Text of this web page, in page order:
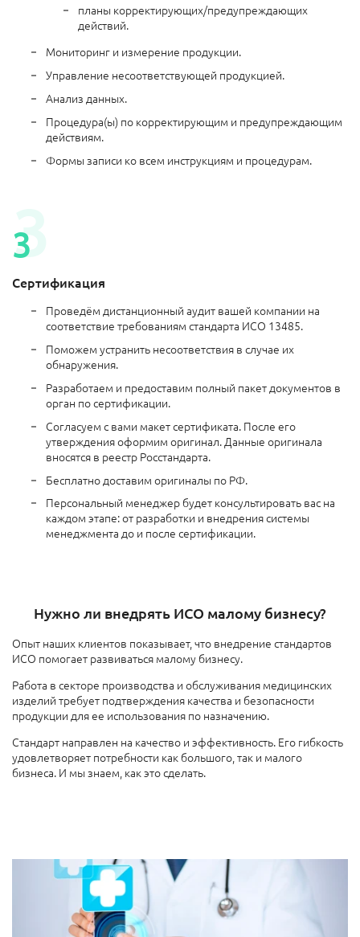
планы корректирующих/предупреждающих
действий.
Мониторинг и измерение продукции.
Управление несоответствующей продукцией.
Анализ данных.
Процедура(ы) по корректирующим и предупреждающим
действиям.
Формы записи ко всем инструкциям и процедурам.
Сертификация
Проведём дистанционный аудит вашей компании на
соответствие требованиям стандарта ИСО 13485.
Поможем устранить несоответствия в случае их
обнаружения.
Разработаем и предоставим полный пакет документов в
орган по сертификации.
Согласуем с вами макет сертификата. После его
утверждения оформим оригинал. Данные оригинала
вносятся в реестр Росстандарта.
Бесплатно доставим оригиналы по РФ.
Персональный менеджер будет консультировать вас на
каждом этапе: от разработки и внедрения системы
менеджмента до и после сертификации.
Нужно ли внедрять ИСО малому бизнесу?
Опыт наших клиентов показывает, что внедрение стандартов
ИСО помогает развиваться малому бизнесу.
Работа в секторе производства и обслуживания медицинских
изделий требует подтверждения качества и безопасности
продукции для ее использования по назначению.
Стандарт направлен на качество и эффективность. Его гибкость
удовлетворяет потребности как большого, так и малого
бизнеса. И мы знаем, как это сделать.